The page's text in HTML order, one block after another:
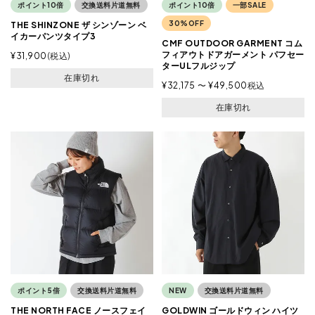
ポイント10倍 交換送料片道無料
THE SHINZONE ザ シンゾーン ベ
イカーパンツタイプ3
¥31,900 税込
在庫切れ
ポイント10倍 一部SALE
30%OFF
CMF OUTDOOR GARMENT コム
フィアウトドアガーメント パフセー
ターULフルジップ
¥32,175 〜 ¥49,500税込
在庫切れ
ポイント5倍 交換送料片道無料
THE NORTH FACE ノースフェイ
NEW 交換送料片道無料
GOLDWIN ゴールドウィン ハイツ